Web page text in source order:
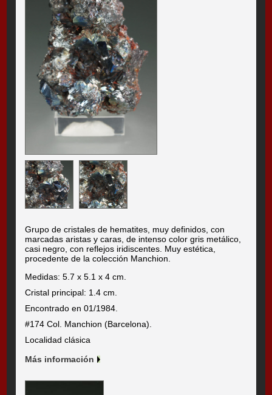
Grupo de cristales de hematites, muy definidos, con
marcadas aristas y caras, de intenso color gris metálico,
casi negro, con reflejos iridiscentes. Muy estética,
procedente de la colección Manchion.
Medidas: 5.7 x 5.1 x 4 cm.
Cristal principal: 1.4 cm.
Encontrado en 01/1984.
#174 Col. Manchion (Barcelona).
Localidad clásica
Más información